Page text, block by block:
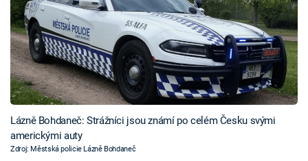
Lázně Bohdaneč: Strážníci jsou známí po celém Česku svými
americkými auty
Zdroj: Městská policie Lázně Bohdaneč